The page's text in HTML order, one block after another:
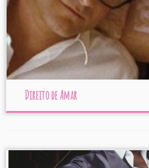
Direito de Amar